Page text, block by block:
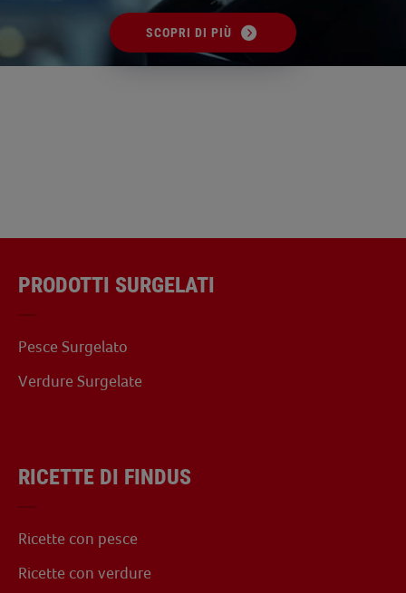
SCOPRI DI PIÙ
PRODOTTI SURGELATI
Pesce Surgelato
Verdure Surgelate
RICETTE DI FINDUS
Ricette con pesce
Ricette con verdure